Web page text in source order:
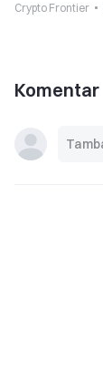
Crypto Frontier
Komentar